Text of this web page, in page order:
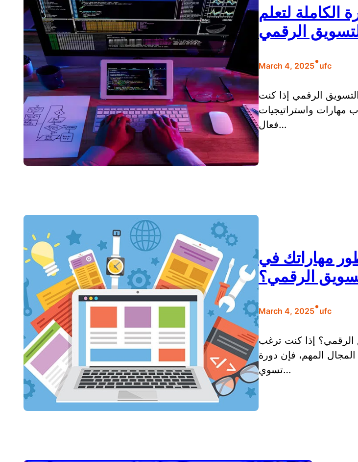
لتعلم
الرقمي
March 4, 2025•ufc
الرقمي إذا كنت
مهارات واستراتيجيات
فعال…
مهاراتك في
الرقمي؟
March 4, 2025•ufc
الرقمي؟ إذا كنت ترغب
المهم، فإن دورة
تسوي…